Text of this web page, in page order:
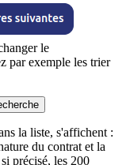
le
par exemple les trier
la liste, s'affichent :
du contrat et la
précisé, les 200